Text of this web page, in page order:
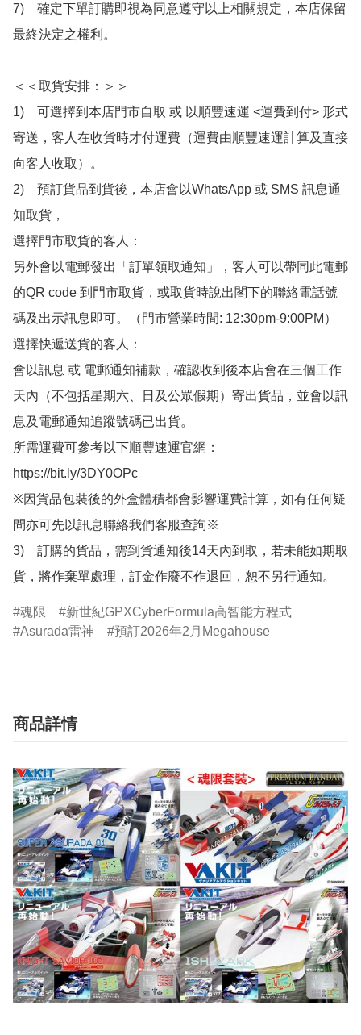
7)　確定下單訂購即視為同意遵守以上相關規定，本店保留
最終決定之權利。
＜＜取貨安排：＞＞
1)　可選擇到本店門市自取 或 以順豐速運 <運費到付> 形式
寄送，客人在收貨時才付運費（運費由順豐速運計算及直接
向客人收取）。
2)　預訂貨品到貨後，本店會以WhatsApp 或 SMS 訊息通
知取貨，
選擇門市取貨的客人：
另外會以電郵發出「訂單領取通知」，客人可以帶同此電郵
的QR code 到門市取貨，或取貨時說出閣下的聯絡電話號
碼及出示訊息即可。（門市營業時間: 12:30pm-9:00PM）
選擇快遞送貨的客人：
會以訊息 或 電郵通知補款，確認收到後本店會在三個工作
天內（不包括星期六、日及公眾假期）寄出貨品，並會以訊
息及電郵通知追蹤號碼已出貨。
所需運費可參考以下順豐速運官網：
https://bit.ly/3DY0OPc
※因貨品包裝後的外盒體積都會影響運費計算，如有任何疑
問亦可先以訊息聯絡我們客服查詢※
3)　訂購的貨品，需到貨通知後14天內到取，若未能如期取
貨，將作棄單處理，訂金作廢不作退回，恕不另行通知。
魂限
新世紀GPXCyberFormula高智能方程式
Asurada雷神
預訂2026年2月Megahouse
商品詳情